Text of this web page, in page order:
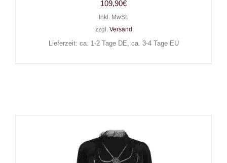
109,90€
Inkl. MwSt.
zzgl. Versand
Lieferzeit: ca. 1-2 Tage DE, ca. 3-4 Tage EU